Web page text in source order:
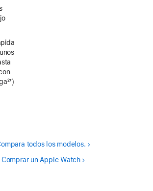
27)
todos los modelos.
Comprar un Apple Watch